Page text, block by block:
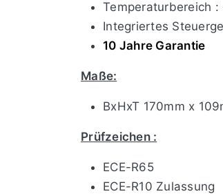
Temperaturbereich
Integriertes
10 Jahre Garantie
Maße:
BxHxT 170mm x
Prüfzeichen :
ECE-R65
ECE-R10 Zulassung